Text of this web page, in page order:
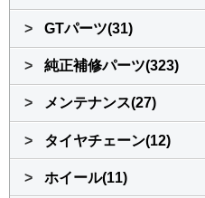
> GTパーツ(31)
> 純正補修パーツ(323)
> メンテナンス(27)
> タイヤチェーン(12)
> ホイール(11)